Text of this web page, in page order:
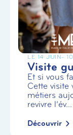
LE 14 JUIN-
Visite
Et si vous
Cette visite
métiers
revivre l’év...
Découvrir